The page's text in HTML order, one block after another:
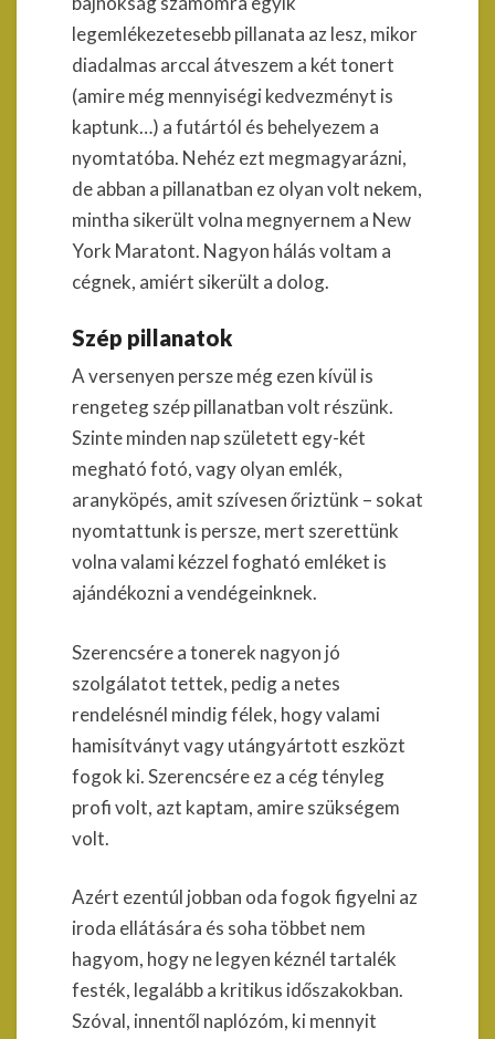
legemlékezetesebb pillanata az lesz, mikor
diadalmas arccal átveszem a két tonert
(amire még mennyiségi kedvezményt is
kaptunk…) a futártól és behelyezem a
nyomtatóba. Nehéz ezt megmagyarázni,
de abban a pillanatban ez olyan volt nekem,
mintha sikerült volna megnyernem a New
York Maratont. Nagyon hálás voltam a
cégnek, amiért sikerült a dolog.
Szép pillanatok
A versenyen persze még ezen kívül is
rengeteg szép pillanatban volt részünk.
Szinte minden nap született egy-két
megható fotó, vagy olyan emlék,
aranyköpés, amit szívesen őriztünk – sokat
nyomtattunk is persze, mert szerettünk
volna valami kézzel fogható emléket is
ajándékozni a vendégeinknek.
Szerencsére a tonerek nagyon jó
szolgálatot tettek, pedig a netes
rendelésnél mindig félek, hogy valami
hamisítványt vagy utángyártott eszközt
fogok ki. Szerencsére ez a cég tényleg
profi volt, azt kaptam, amire szükségem
volt.
Azért ezentúl jobban oda fogok figyelni az
iroda ellátására és soha többet nem
hagyom, hogy ne legyen kéznél tartalék
festék, legalább a kritikus időszakokban.
Szóval, innentől naplózóm, ki mennyit